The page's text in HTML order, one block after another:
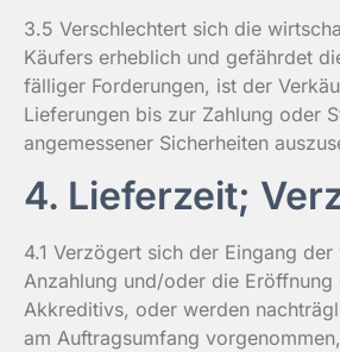
3.5 Verschlechtert sich die
Käufers erheblich und gefährdet
fälliger Forderungen, ist der
Lieferungen bis zur Zahlung oder
angemessener Sicherheiten
4. Lieferzeit;
4.1 Verzögert sich der Eingang
Anzahlung und/oder die Eröffnung
Akkreditivs, oder werden
am Auftragsumfang